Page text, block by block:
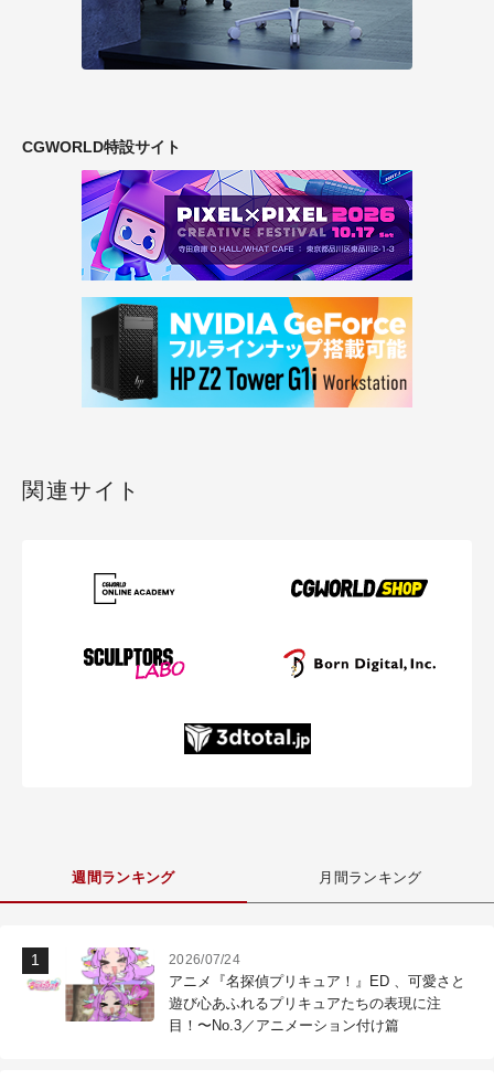
CGWORLD特設サイト
関連サイト
週間ランキング 月間ランキング
2026/07/24
アニメ『名探偵プリキュア！』ED 、可愛さと
遊び心あふれるプリキュアたちの表現に注
目！〜No.3／アニメーション付け篇